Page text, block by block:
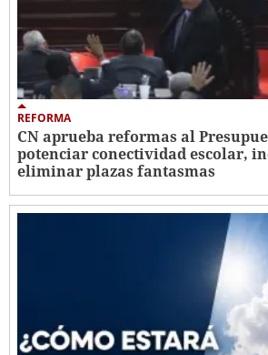
REFORMA
CN aprueba reformas al
potenciar conectividad escolar,
eliminar plazas fantasmas